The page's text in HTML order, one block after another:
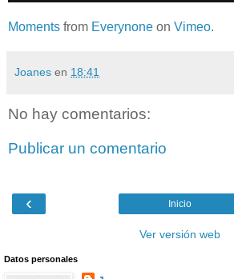
Moments from Everynone on Vimeo.
Joanes en 18:41
No hay comentarios:
Publicar un comentario
‹ Inicio
Ver versión web
Datos personales